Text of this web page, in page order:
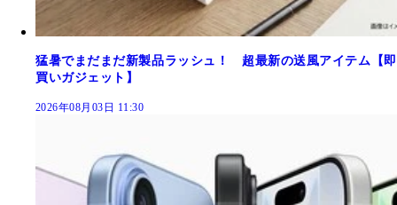
猛暑でまだまだ新製品ラッシュ！ 超最新の送風アイテム【即
買いガジェット】
2026年08月03日 11:30